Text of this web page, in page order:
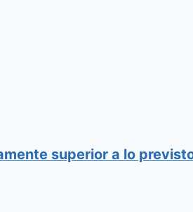
superior a lo